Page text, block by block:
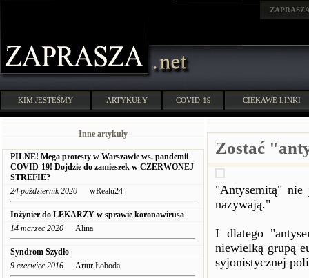
KIM JESTEŚMY ARTYKUŁY COVID-19 CIEKAWE LINKI
Inne artykuły
PILNE! Mega protesty w Warszawie ws. pandemii
COVID-19! Dojdzie do zamieszek w CZERWONEJ
STREFIE?
24 październik 2020 wRealu24
Inżynier do LEKARZY w sprawie koronawirusa
14 marzec 2020 Alina
Syndrom Szydło
9 czerwiec 2016 Artur Łoboda
Zostać
"Antysemitą"
nazywają."
I dlatego
niewielką grupą
syjonistycznej